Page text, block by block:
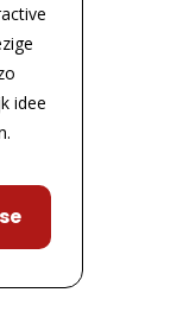
idee